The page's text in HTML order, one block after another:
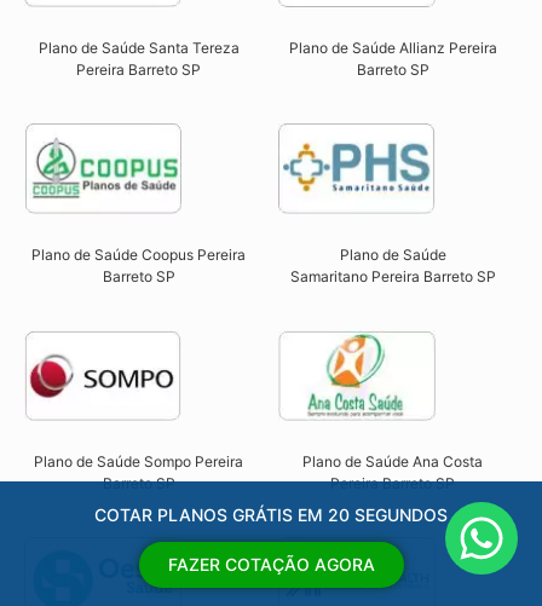
Plano de Saúde Santa Tereza
Pereira Barreto SP​
Plano de Saúde Allianz Pereira
Barreto SP​
Plano de Saúde Coopus Pereira
Barreto SP​
Plano de Saúde
Samaritano Pereira Barreto SP
Plano de Saúde Sompo Pereira
Barreto SP​
Plano de Saúde Ana Costa
Pereira Barreto SP​
COTAR PLANOS GRÁTIS EM 20 SEGUNDOS
FAZER COTAÇÃO AGORA